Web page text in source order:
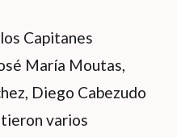
Capitanes
María Moutas,
Diego Cabezudo
varios